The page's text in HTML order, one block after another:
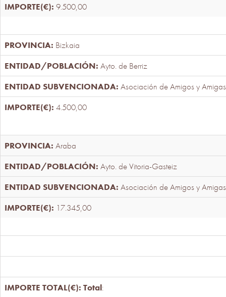
9.500,00
Bizkaia
Ayto. de Berriz
Asociación de Amigos y
4.500,00
Araba
Ayto. de Vitoria-Gasteiz
Asociación de Amigos y
17.345,00
Total: